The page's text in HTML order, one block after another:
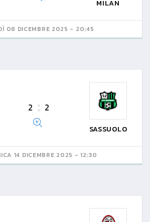
MILAN
08 DICEMBRE 2025 - 20:45
2 2
SASSUOLO
14 DICEMBRE 2025 - 12:30